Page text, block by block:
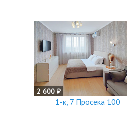
2 600 ₽
1-к, 7 Просека 100